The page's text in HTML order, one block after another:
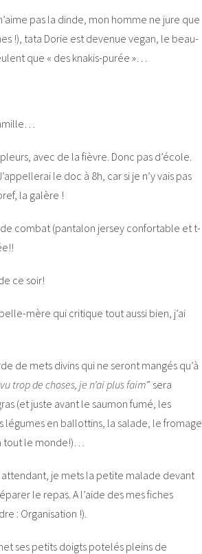
pas la dinde, mon homme ne jure que
!), tata Dorie est devenue vegan, le beau-
que « des knakis-purée »…
avec de la fièvre. Donc pas d’école.
le doc à 8h, car si je n’y vais pas
la galère !
combat (pantalon jersey confortable et t-
ce soir!
mère qui critique tout aussi bien, j’ai
de mets divins qui ne seront mangés qu’à
trop de choses, je n’ai plus faim” sera
(et juste avant le saumon fumé, les
légumes en ballottins, la salade, le fromage
tout le monde!)…
je mets la petite malade devant
le repas. A l’aide des mes fiches
: Organisation !).
ses petits doigts potelés pleins de